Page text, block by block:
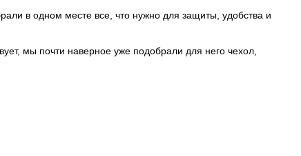
в одном месте все, что нужно для защиты, удобства и
мы почти наверное уже подобрали для него чехол,